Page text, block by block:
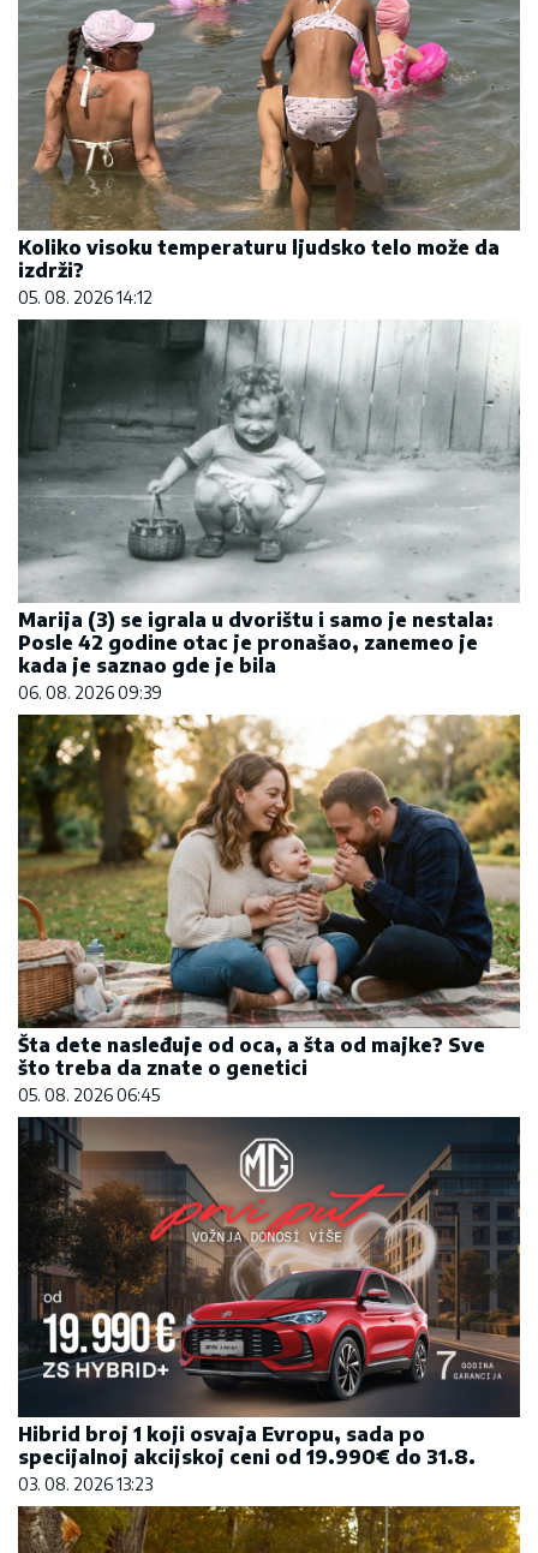
Koliko visoku temperaturu ljudsko telo može da
izdrži?
05. 08. 2026 14:12
Marija (3) se igrala u dvorištu i samo je nestala:
Posle 42 godine otac je pronašao, zanemeo je
kada je saznao gde je bila
06. 08. 2026 09:39
Šta dete nasleđuje od oca, a šta od majke? Sve
što treba da znate o genetici
05. 08. 2026 06:45
Hibrid broj 1 koji osvaja Evropu, sada po
specijalnoj akcijskoj ceni od 19.990€ do 31.8.
03. 08. 2026 13:23